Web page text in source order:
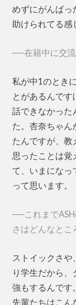
めずにがんばっ
助けられてる感
──在籍中に交
私が中1のとき
とがあるんで
話できなかった
た。杏奈ちゃん
たんですが、教
思ったことは覚
て、いまになっ
って思います。
──これまで
さはどんなとこ
ストイックさ
り学生だから
強もするんです
先輩たちはこん